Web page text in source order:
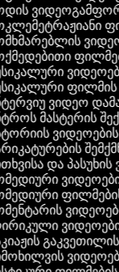
ფილმის
ვიდეო
მასტერის
ვიდეოების
და პასუხის
ვიდეოების